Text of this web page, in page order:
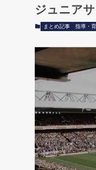
ジュニア
まとめ記事 指導・